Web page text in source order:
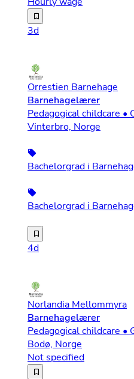
Helgpersonal – Kolsva
3d
Orrestien Barnehage
Barnehagelærer
Pedagogical childcare
Vinterbro, Norge
Bachelorgrad i
Bachelorgrad i
Vi søker etter deg som
4d
Norlandia Mellommyra
Barnehagelærer
Pedagogical childcare
Bodø, Norge
Not specified
Hos Norlandia